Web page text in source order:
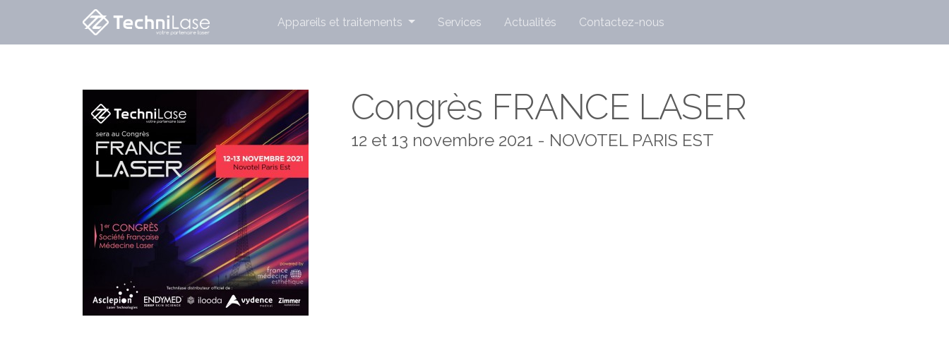
Appareils et traitements Services Actualités Contactez-nous
Congrès FRANCE LASER
12 et 13 novembre 2021 - NOVOTEL PARIS EST